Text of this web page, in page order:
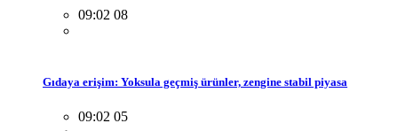
09:02 08
Gıdaya erişim: Yoksula geçmiş ürünler, zengine stabil piyasa
09:02 05